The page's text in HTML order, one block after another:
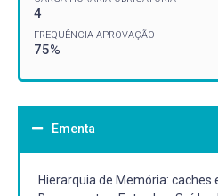
4
FREQUÊNCIA APROVAÇÃO
75%
Ementa
Hierarquia de Memória: caches